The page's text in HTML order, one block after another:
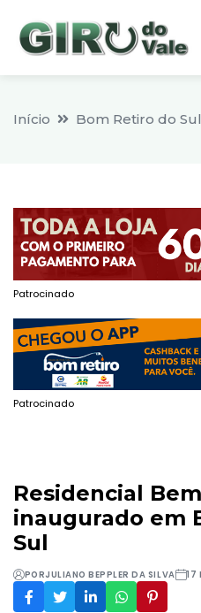
Início Bom Retiro do Sul
Patrocinado
Patrocinado
Residencial
inaugurado em
Sul
PORJULIANO BEPPLER DA SILVA 17